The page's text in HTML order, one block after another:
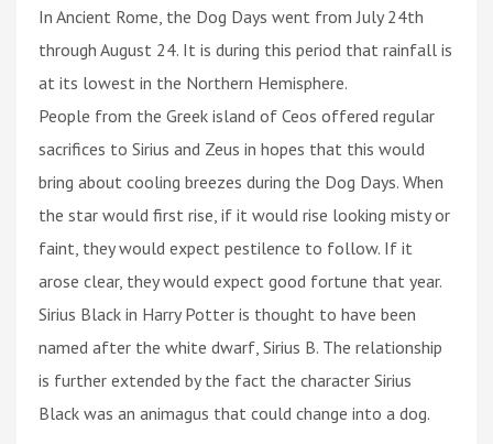
In Ancient Rome, the Dog Days went from July 24th
through August 24. It is during this period that rainfall is
at its lowest in the Northern Hemisphere.
People from the Greek island of Ceos offered regular
sacrifices to Sirius and Zeus in hopes that this would
bring about cooling breezes during the Dog Days. When
the star would first rise, if it would rise looking misty or
faint, they would expect pestilence to follow. If it
arose clear, they would expect good fortune that year.
Sirius Black in Harry Potter is thought to have been
named after the white dwarf, Sirius B. The relationship
is further extended by the fact the character Sirius
Black was an animagus that could change into a dog.